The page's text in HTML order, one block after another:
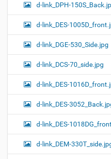
d-link_DPH-
d-link_DES-
d-link_DGE-530_Side.jpg
d-link_DCS-70_side.jpg
d-link_DES-
d-link_DES-
d-link_DES-
d-link_DEM-